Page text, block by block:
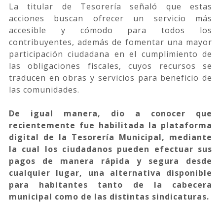
La titular de Tesorería señaló que estas
acciones buscan ofrecer un servicio más
accesible y cómodo para todos los
contribuyentes, además de fomentar una mayor
participación ciudadana en el cumplimiento de
las obligaciones fiscales, cuyos recursos se
traducen en obras y servicios para beneficio de
las comunidades.
De igual manera, dio a conocer que
recientemente fue habilitada la plataforma
digital de la Tesorería Municipal, mediante
la cual los ciudadanos pueden efectuar sus
pagos de manera rápida y segura desde
cualquier lugar, una alternativa disponible
para habitantes tanto de la cabecera
municipal como de las distintas sindicaturas.